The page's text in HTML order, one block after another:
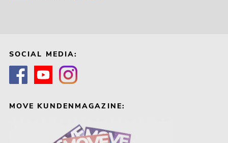
SOCIAL MEDIA:
MOVE KUNDENMAGAZINE: